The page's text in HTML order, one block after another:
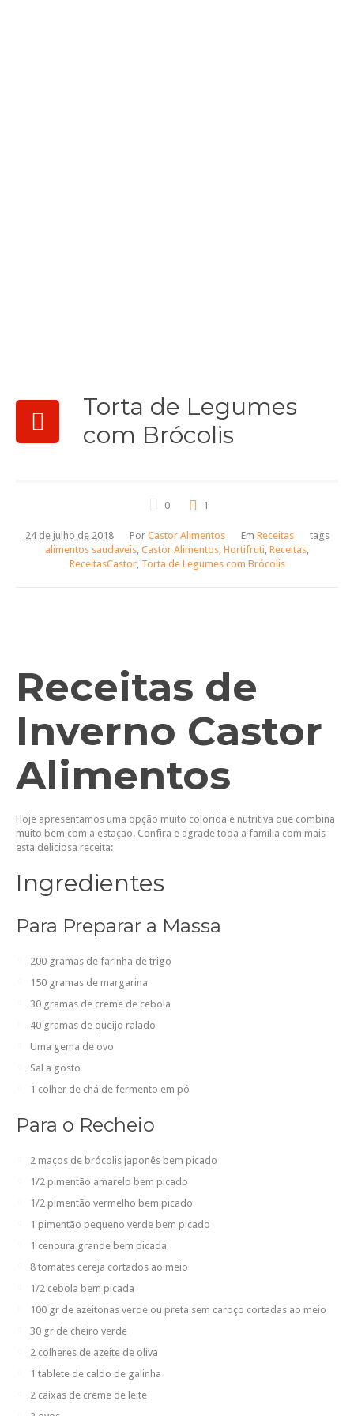
Torta de Legumes
com Brócolis
0 1
24 de julho de 2018 Por Castor Alimentos Em Receitas
tags
alimentos saudaveis, Castor Alimentos, Hortifruti, Receitas,
ReceitasCastor, Torta de Legumes com Brócolis
Receitas de
Inverno Castor
Alimentos
Hoje apresentamos uma opção muito colorida e nutritiva que combina
muito bem com a estação. Confira e agrade toda a família com mais
esta deliciosa receita:
Ingredientes
Para Preparar a Massa
200 gramas de farinha de trigo
150 gramas de margarina
30 gramas de creme de cebola
40 gramas de queijo ralado
Uma gema de ovo
Sal a gosto
1 colher de chá de fermento em pó
Para o Recheio
2 maços de brócolis japonês bem picado
1/2 pimentão amarelo bem picado
1/2 pimentão vermelho bem picado
1 pimentão pequeno verde bem picado
1 cenoura grande bem picada
8 tomates cereja cortados ao meio
1/2 cebola bem picada
100 gr de azeitonas verde ou preta sem caroço cortadas ao meio
30 gr de cheiro verde
2 colheres de azeite de oliva
1 tablete de caldo de galinha
2 caixas de creme de leite